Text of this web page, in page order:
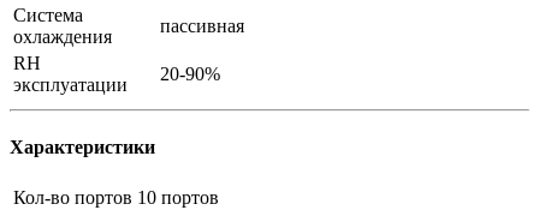
Система
охлаждения
пассивная
RH
эксплуатации
20-90%
Характеристики
Кол-во портов 10 портов